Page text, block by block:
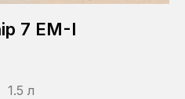
7 EM-I
1.5 л